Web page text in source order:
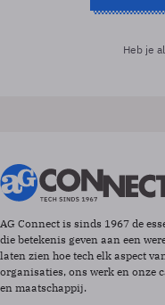
Heb je
AG Connect is sinds 1967 de
die betekenis geven aan een
laten zien hoe tech elk aspect
organisaties, ons werk en onze
en maatschappij.